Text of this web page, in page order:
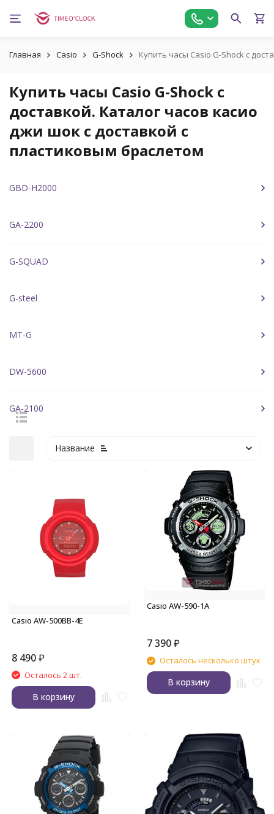
Главная Casio G-Shock Купить часы Casio G-Shock с
Купить часы Casio G-Shock с
доставкой. Каталог часов касио
джи шок с доставкой с
пластиковым браслетом
GBD-H2000
GA-2200
G-SQUAD
G-steel
MT-G
DW-5600
GA-2100
Название
Casio AW-500BB-4E
8 490₽
Осталось 2 шт.
В корзину
Casio AW-590-1A
7 390₽
Осталось несколько штук
В корзину